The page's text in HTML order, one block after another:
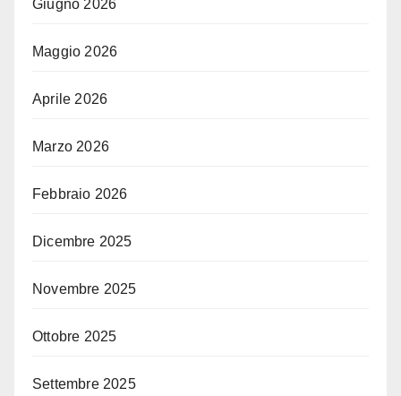
Giugno 2026
Maggio 2026
Aprile 2026
Marzo 2026
Febbraio 2026
Dicembre 2025
Novembre 2025
Ottobre 2025
Settembre 2025